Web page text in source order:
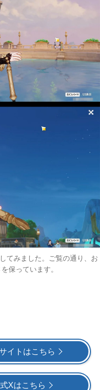
てみました。ご覧の通り、お
保っています。
イトはこちら
Xはこちら